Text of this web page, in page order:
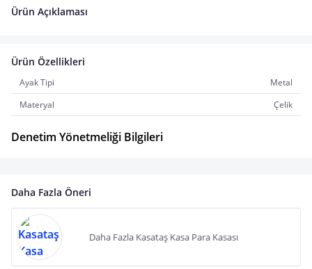
Ürün Açıklaması
Ürün Özellikleri
Ayak Tipi
Metal
Materyal
Çelik
Denetim Yönetmeliği Bilgileri
Daha Fazla Öneri
Daha Fazla Kasataş Kasa Para Kasası